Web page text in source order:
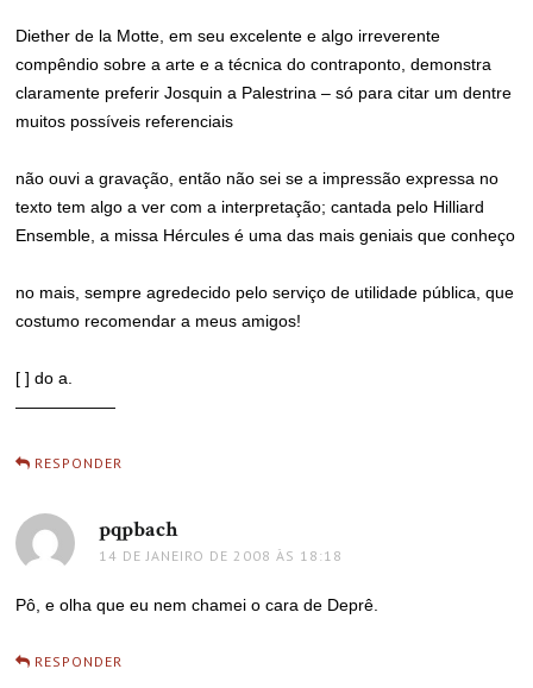
Diether de la Motte, em seu excelente e algo irreverente
compêndio sobre a arte e a técnica do contraponto, demonstra
claramente preferir Josquin a Palestrina – só para citar um dentre
muitos possíveis referenciais
não ouvi a gravação, então não sei se a impressão expressa no
texto tem algo a ver com a interpretação; cantada pelo Hilliard
Ensemble, a missa Hércules é uma das mais geniais que conheço
no mais, sempre agredecido pelo serviço de utilidade pública, que
costumo recomendar a meus amigos!
[ ] do a.
——————
RESPONDER
pqpbachdisse:
14 DE JANEIRO DE 2008 ÀS 18:18
Pô, e olha que eu nem chamei o cara de Deprê.
RESPONDER